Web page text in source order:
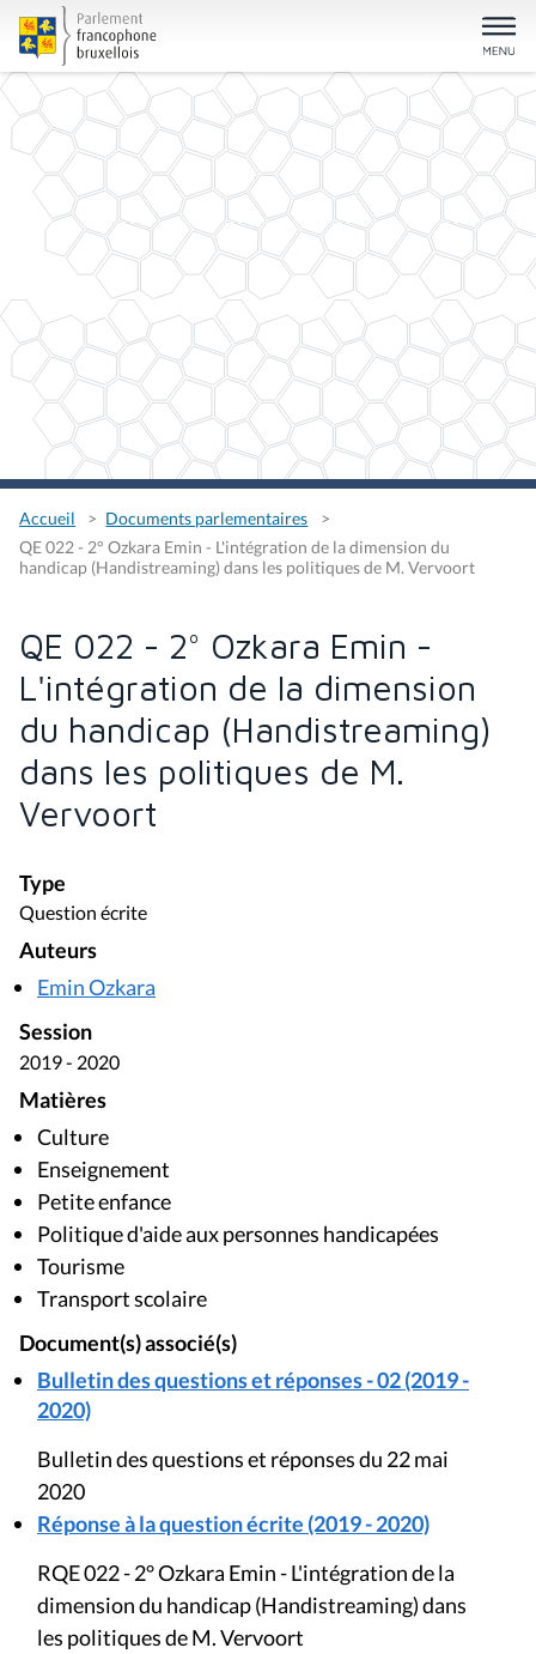
Accueil
Documents parlementaires
QE 022 - 2° Ozkara Emin - L'intégration de la dimension du
handicap (Handistreaming) dans les politiques de M. Vervoort
QE 022 - 2° Ozkara Emin -
L'intégration de la dimension
du handicap (Handistreaming)
dans les politiques de M.
Vervoort
Type
Question écrite
Auteurs
Emin Ozkara
Session
2019 - 2020
Matières
Culture
Enseignement
Petite enfance
Politique d'aide aux personnes handicapées
Tourisme
Transport scolaire
Document(s) associé(s)
Bulletin des questions et réponses - 02 (2019 -
2020)
Bulletin des questions et réponses du 22 mai
2020
Réponse à la question écrite (2019 - 2020)
RQE 022 - 2° Ozkara Emin - L'intégration de la
dimension du handicap (Handistreaming) dans
les politiques de M. Vervoort